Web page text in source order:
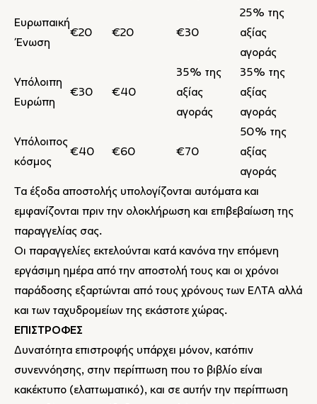
Ευρωπαική
Ένωση
€20 €20 €30
25% της
αξίας
αγοράς
Υπόλοιπη
Ευρώπη
€30 €40
35% της
αξίας
αγοράς
35% της
αξίας
αγοράς
Υπόλοιπος
κόσμος
€40 €60 €70
50% της
αξίας
αγοράς
Τα έξοδα αποστολής υπολογίζονται αυτόματα και
εμφανίζονται πριν την ολοκλήρωση και επιβεβαίωση της
παραγγελίας σας.
Οι παραγγελίες εκτελούνται κατά κανόνα την επόμενη
εργάσιμη ημέρα από την αποστολή τους και οι χρόνοι
παράδοσης εξαρτώνται από τους χρόνους των ΕΛΤΑ αλλά
και των ταχυδρομείων της εκάστοτε χώρας.
ΕΠΙΣΤΡΟΦΕΣ
Δυνατότητα επιστροφής υπάρχει μόνον, κατόπιν
συνεννόησης, στην περίπτωση που το βιβλίο είναι
κακέκτυπο (ελαττωματικό), και σε αυτήν την περίπτωση